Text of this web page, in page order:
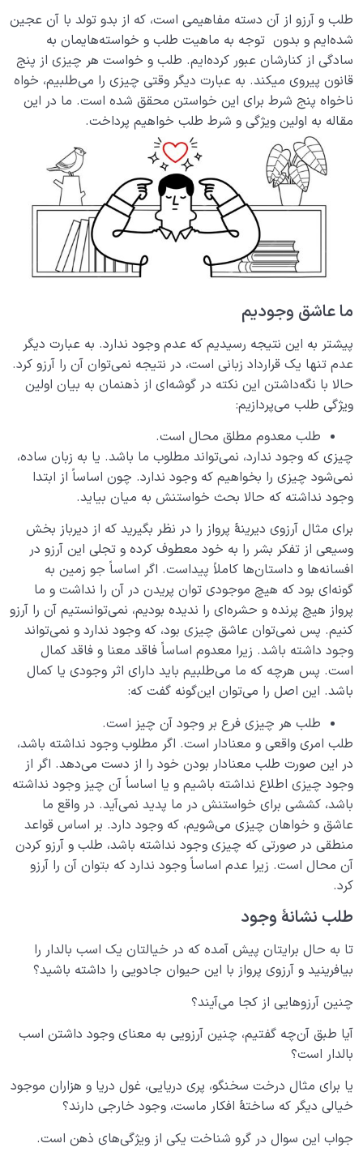
از تجربه تا آرزو کردن، مهم ترین قانون آرزوی خوب
آیا موجود بی‌نهایت‌ و نامحدودی در جهان وجود دارد؟
مفهوم بی نهایت چیست؟ آیا انسان موجود بی‌ نهایت
طلبی است؟
انسان چه چیزی نیست؟
نظام محبتی انسان 0/20
هدف خلقت و جایگاه انسان 0/7
نقش الگو در حیات انسان
مرگ یا تولد؟ 0/13
دنیا؛ باشگاه انسان‌سازی
چگونه انسان شویم؟
طلب و آرزو از آن دسته مفاهیمی است، که از بدو تولد با آن عجین
شده‌ایم و بدون‌ توجه به ماهیت طلب و خواسته‌هایمان به
سادگی از کنارشان عبور کرده‌ایم. طلب و خواست هر چیزی از پنج
قانون پیروی می­کند. به عبارت دیگر وقتی چیزی را می‌طلبیم، خواه
ناخواه پنج شرط برای این خواستن محقق شده است. ما در این
مقاله به اولین ویژگی و شرط طلب خواهیم پرداخت.
ما عاشق وجودیم
پیشتر به این نتیجه رسیدیم که عدم وجود ندارد. به عبارت دیگر
عدم تنها یک قرارداد زبانی است، در نتیجه نمی‌توان آن را آرزو کرد.
حالا با نگه‌داشتن این نکته در گوشه‌ای از ذهنمان به بیان اولین
ویژگی طلب می‌پردازیم:
طلب معدوم مطلق محال است.
چیزی که وجود ندارد، نمی‌تواند مطلوب ما باشد. یا به زبان ساده،
نمی‌شود چیزی را بخواهیم که وجود ندارد. چون اساساً از ابتدا
وجود نداشته که حالا بحث خواستنش به میان بیاید.
برای مثال آرزوی دیرینۀ پرواز را در نظر بگیرید که از دیرباز بخش
وسیعی از تفکر بشر را به خود معطوف کرده و تجلی این آرزو در
افسانه‌ها و داستان‌ها کاملاً پیداست. اگر اساساً جو زمین به
گونه‌ای بود که هیچ موجودی توان پریدن در آن را نداشت و ما
پرواز هیچ پرنده و حشره‌ای را ندیده بودیم، نمی‌توانستیم آن را آرزو
کنیم. پس نمی‌توان عاشق چیزی بود، که وجود ندارد و نمی‌تواند
وجود داشته باشد. زیرا معدوم اساساً فاقد معنا و فاقد کمال
است. پس هرچه که ما می‌طلبیم باید دارای اثر وجودی یا کمال
باشد. این اصل را می‌توان این‌گونه گفت که:
طلب هر چیزی فرع بر وجود آن چیز است.
طلب امری واقعی و معنادار است. اگر مطلوب وجود نداشته باشد،
در این صورت طلب معنادار بودن خود را از دست می‌دهد. اگر از
وجود چیزی اطلاع نداشته باشیم و یا اساساً آن چیز وجود نداشته
باشد، کششی برای خواستنش در ما پدید نمی‌آید. در واقع ما
عاشق و خواهان چیزی می‌شویم، که وجود دارد. بر اساس قواعد
منطقی در صورتی که چیزی وجود نداشته باشد، طلب و آرزو کردن
آن محال است. زیرا عدم اساساً وجود ندارد که بتوان آن را آرزو
کرد.
طلب نشانۀ وجود
تا به حال برایتان پیش آمده که در خیالتان یک اسب بالدار را
بیافرینید و آرزوی پرواز با این حیوان جادویی را داشته باشید؟
چنین آرزوهایی از کجا می‎‌آیند؟
آیا طبق آن‌چه گفتیم، چنین آرزویی به معنای وجود داشتن اسب
بالدار است؟
یا برای مثال درخت سخنگو، پری دریایی، غول دریا و هزاران موجود
خیالی دیگر که ساختۀ افکار ماست، وجود خارجی دارند؟
جواب این سوال در گرو شناخت یکی از ویژگی‌های ذهن است.